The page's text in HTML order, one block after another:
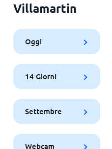
Villamartin
Oggi
14 Giorni
Settembre
Webcam